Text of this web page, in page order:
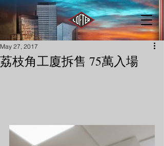
荔枝角工廈拆售 75萬入場
May 27, 2017